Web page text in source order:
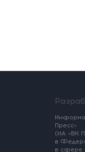
Пресс»
(ИА «ВК
в
в сфере